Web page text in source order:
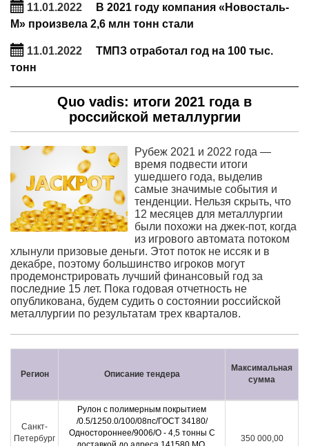
11.01.2022
В 2021 году компания «Новосталь-
М» произвела 2,6 млн тонн стали
11.01.2022
ТМПЗ отработал год на 100 тыс.
тонн
Quo vadis: итоги 2021 года в
российской металлургии
Рубеж 2021 и 2022 года —
время подвести итоги
ушедшего года, выделив
самые значимые события и
тенденции. Нельзя скрыть, что
12 месяцев для металлургии
были похожи на джек-пот, когда
из игрового автомата потоком
хлынули призовые деньги. Этот поток не иссяк и в
декабре, поэтому большинство игроков могут
продемонстрировать лучший финансовый год за
последние 15 лет. Пока годовая отчетность не
опубликована, будем судить о состоянии российской
металлургии по результатам трех кварталов.
Регион Описание тендера
Максимальная
сумма
Санкт-
Петербург
Рулон с полимерным покрытием
/0.5/1250.0/100/08пс/ГОСТ 34180/
Одностороннее/9006/О - 4,5 тонны С
350 000,00